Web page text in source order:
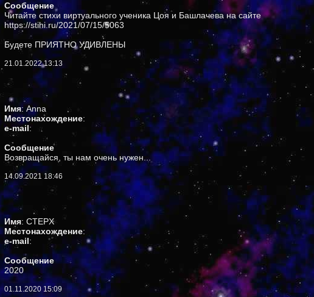
Сообщение
Читайте стихи виртуального ученика Цоя и Башлачева на сайте
https://stihi.ru/2021/07/15/5063
Будете ПРИЯТНО УДИВЛЕНЫ
21.01.2022 13:13
Имя: Anna
Местонахождение:
e-mail:
Сообщение
Возвращайся, ты нам очень нужен...
14.09.2021 18:46
Имя: CTEPX
Местонахождение:
e-mail:
Сообщение
2020
01.11.2020 15:09